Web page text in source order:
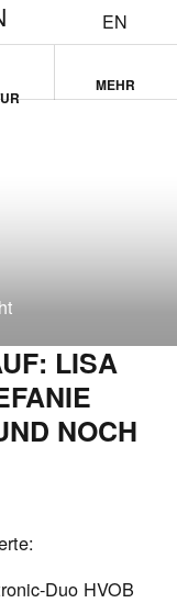
EN
MEHR
LISA
NOCH
Duo HVOB